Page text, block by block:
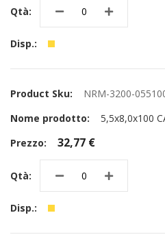
NRM-3200-
5,5x8,0x100
32,77 €